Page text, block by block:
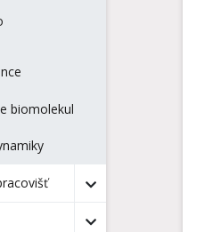
biomolekul